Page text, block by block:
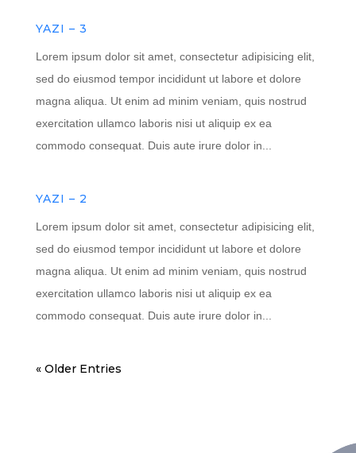
YAZI – 3
Lorem ipsum dolor sit amet, consectetur adipisicing elit,
sed do eiusmod tempor incididunt ut labore et dolore
magna aliqua. Ut enim ad minim veniam, quis nostrud
exercitation ullamco laboris nisi ut aliquip ex ea
commodo consequat. Duis aute irure dolor in...
YAZI – 2
Lorem ipsum dolor sit amet, consectetur adipisicing elit,
sed do eiusmod tempor incididunt ut labore et dolore
magna aliqua. Ut enim ad minim veniam, quis nostrud
exercitation ullamco laboris nisi ut aliquip ex ea
commodo consequat. Duis aute irure dolor in...
« Older Entries